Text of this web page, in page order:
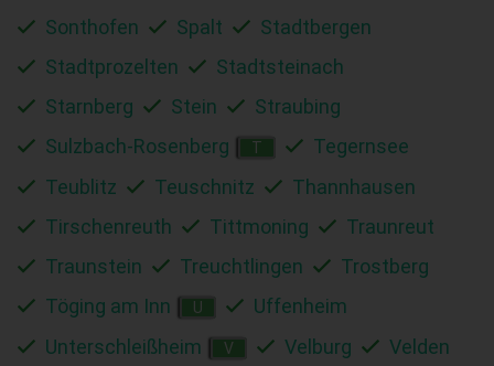
Sonthofen
Spalt
Stadtbergen
Stadtprozelten
Stadtsteinach
Starnberg
Stein
Straubing
Sulzbach-Rosenberg
T
Tegernsee
Teublitz
Teuschnitz
Thannhausen
Tirschenreuth
Tittmoning
Traunreut
Traunstein
Treuchtlingen
Trostberg
Töging am Inn
U
Uffenheim
Unterschleißheim
V Velburg
Velden